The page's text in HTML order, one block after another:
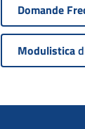
Domande
Modulistica